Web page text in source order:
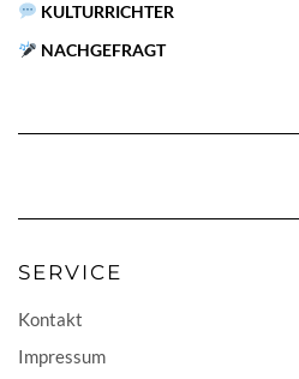
KULTURRICHTER
NACHGEFRAGT
SERVICE
Kontakt
Impressum